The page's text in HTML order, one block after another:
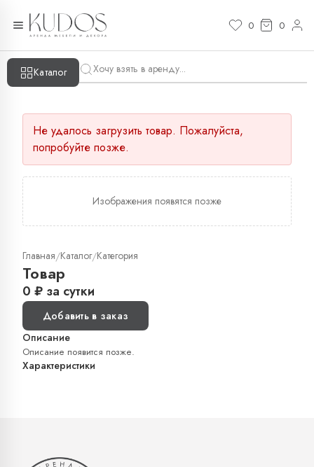
0 0
Каталог
Не удалось загрузить товар. Пожалуйста,
попробуйте позже.
Изображения появятся позже
Главная/Каталог/Категория
Товар
0 ₽ за сутки
Добавить в заказ
Описание
Описание появится позже.
Характеристики